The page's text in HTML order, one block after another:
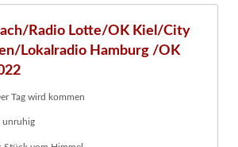
Radio Lotte/OK Kiel/City
Lokalradio Hamburg /OK
Tag wird kommen
unruhig